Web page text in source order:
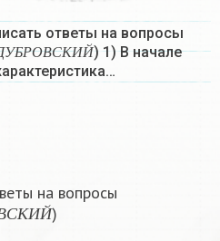
ответы на вопросы
УБР ОВ СКИЙ
УБРОВСКИЙ) 1) В начале
на вопросы
С КИ Й
СКИЙ)